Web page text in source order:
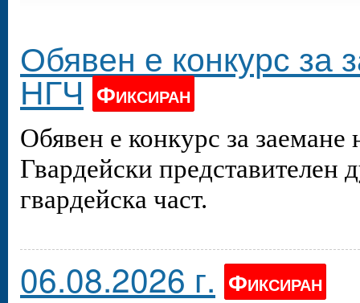
Обявен е конкурс за
НГЧ Фиксиран
Обявен е конкурс за заемане
Гвардейски представителен
гвардейска част.
06.08.2026 г. Фиксиран